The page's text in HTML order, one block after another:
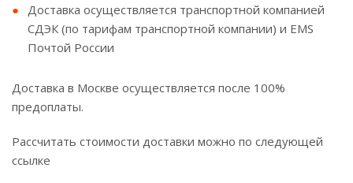
Доставка осуществляется транспортной компанией
СДЭК (по тарифам транспортной компании) и EMS
Почтой России
Доставка в Москве осуществляется после 100%
предоплаты.
Рассчитать стоимости доставки можно по следующей
ссылке